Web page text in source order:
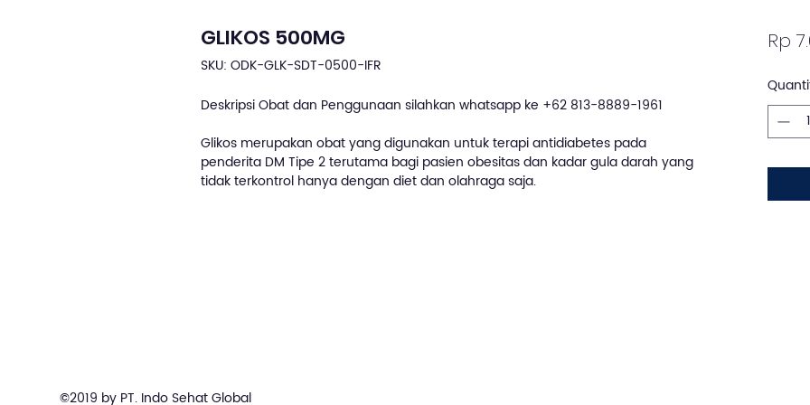
GLIKOS 500MG
SKU: ODK-GLK-SDT-0500-IFR
Deskripsi Obat dan Penggunaan silahkan whatsapp ke +62 813-8889-1961
Glikos merupakan obat yang digunakan untuk terapi antidiabetes pada
penderita DM Tipe 2 terutama bagi pasien obesitas dan kadar gula darah yang
tidak terkontrol hanya dengan diet dan olahraga saja.
Rp
©2019 by PT. Indo Sehat Global